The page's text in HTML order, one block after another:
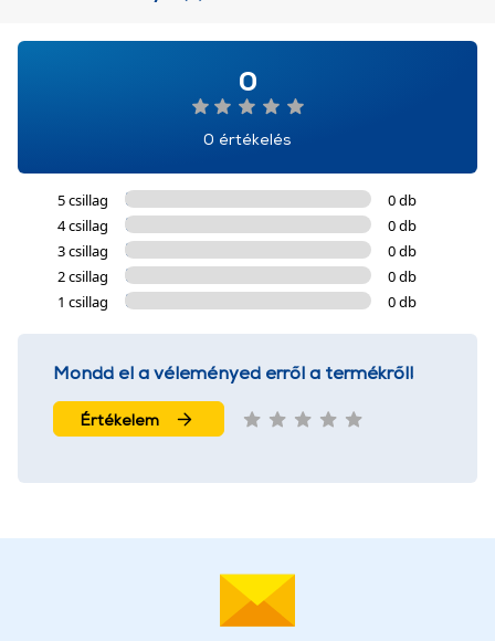
0
0 értékelés
5 csillag
0 db
4 csillag
0 db
3 csillag
0 db
2 csillag
0 db
1 csillag
0 db
Mondd el a véleményed erről a termékről!
Értékelem